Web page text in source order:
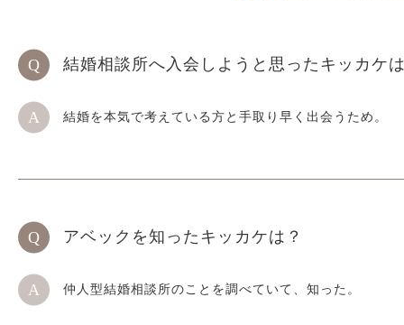
結婚相談所へ入会しようと思ったキッカケ
結婚を本気で考えている方と手取り早く出会うため。
アベックを知ったキッカケは？
仲人型結婚相談所のことを調べていて、知った。